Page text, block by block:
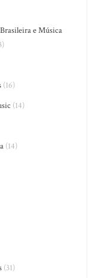
e Música
(16)
(14)
(14)
(31)